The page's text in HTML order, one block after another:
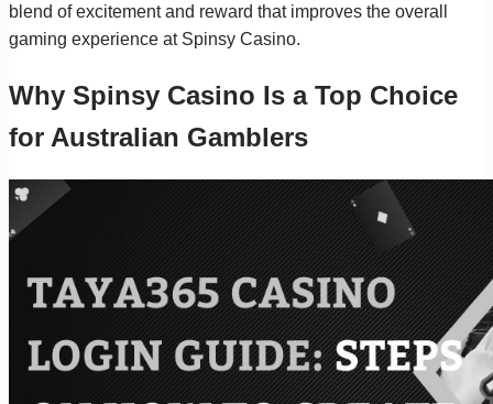
blend of excitement and reward that improves the overall
gaming experience at Spinsy Casino.
Why Spinsy Casino Is a Top Choice
for Australian Gamblers